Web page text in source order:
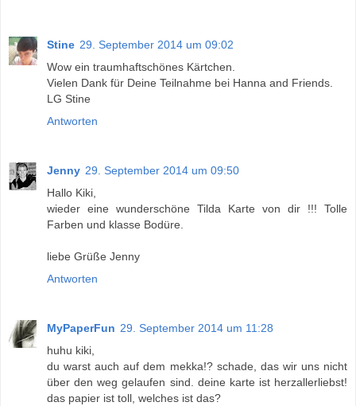
Stine 29. September 2014 um 09:02
Wow ein traumhaftschönes Kärtchen.
Vielen Dank für Deine Teilnahme bei Hanna and Friends.
LG Stine
Antworten
Jenny 29. September 2014 um 09:50
Hallo Kiki,
wieder eine wunderschöne Tilda Karte von dir !!! Tolle
Farben und klasse Bodüre.
liebe Grüße Jenny
Antworten
MyPaperFun 29. September 2014 um 11:28
huhu kiki,
du warst auch auf dem mekka!? schade, das wir uns nicht
über den weg gelaufen sind. deine karte ist herzallerliebst!
das papier ist toll, welches ist das?